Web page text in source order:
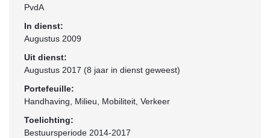
PvdA
In dienst:
Augustus 2009
Uit dienst:
Augustus 2017 (8 jaar in dienst geweest)
Portefeuille:
Handhaving, Milieu, Mobiliteit, Verkeer
Toelichting:
Bestuursperiode 2014-2017